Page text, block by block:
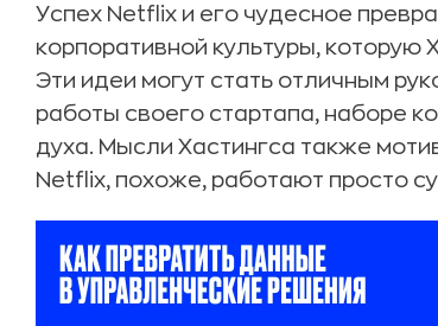
Успех Netflix и его чудесное
корпоративной культуры, которую
Эти идеи могут стать отличным
работы своего стартапа, наборе
духа. Мысли Хастингса также
Netflix, похоже, работают просто